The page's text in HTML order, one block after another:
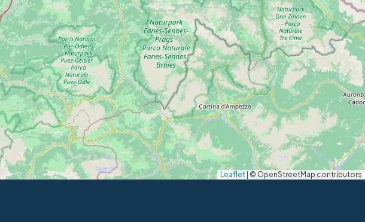
Leaflet © OpenStreetMap contributors